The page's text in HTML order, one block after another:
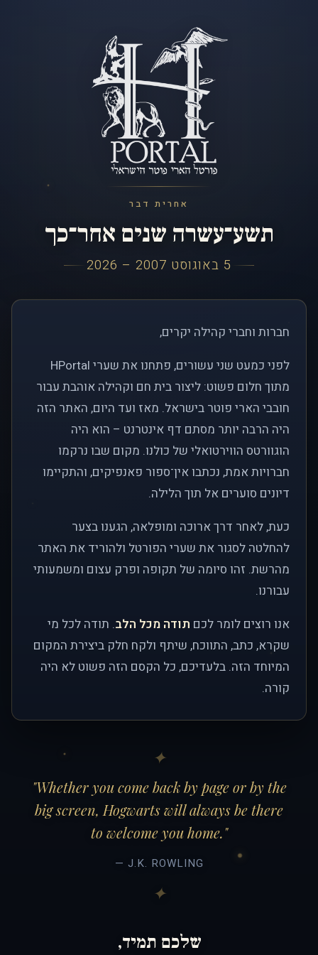
אחרית דבר
תשע־עשרה שנים אחר־כך
5 באוגוסט 2007 – 2026
חברות וחברי קהילה יקרים,
לפני כמעט שני עשורים, פתחנו את שערי HPortal
מתוך חלום פשוט: ליצור בית חם וקהילה אוהבת עבור
חובבי הארי פוטר בישראל. מאז ועד היום, האתר הזה
היה הרבה יותר מסתם דף אינטרנט – הוא היה
הוגוורטס הווירטואלי של כולנו. מקום שבו נרקמו
חברויות אמת, נכתבו אין־ספור פאנפיקים, והתקיימו
דיונים סוערים אל תוך הלילה.
כעת, לאחר דרך ארוכה ומופלאה, הגענו בצער
להחלטה לסגור את שערי הפורטל ולהוריד את האתר
מהרשת. זהו סיומה של תקופה ופרק עצום ומשמעותי
עבורנו.
אנו רוצים לומר לכם תודה מכל הלב. תודה לכל מי
שקרא, כתב, התווכח, שיתף ולקח חלק ביצירת המקום
המיוחד הזה. בלעדיכם, כל הקסם הזה פשוט לא היה
קורה.
"Whether you come back by page or by the
big screen, Hogwarts will always be there
to welcome you home."
— J.K. ROWLING
שלכם תמיד,